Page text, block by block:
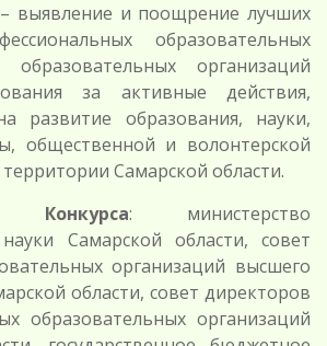
– выявление и поощрение лучших
образовательных
организаций
за активные действия,
развитие образования, науки,
общественной и волонтерской
Самарской области.
Конкурса: министерство
Самарской области, совет
организаций высшего
области, совет директоров
образовательных организаций